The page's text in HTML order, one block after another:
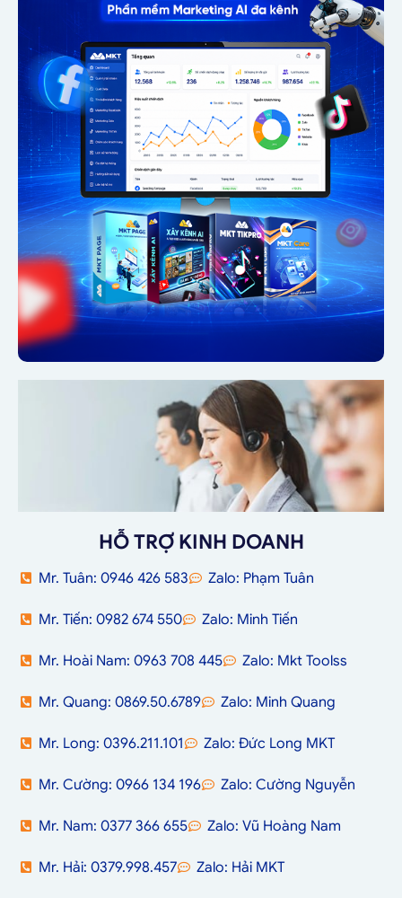
HỖ TRỢ KINH DOANH
Mr. Tuân: 0946 426 583 Zalo: Phạm Tuân
Mr. Tiến: 0982 674 550 Zalo: Minh Tiến
Mr. Hoài Nam: 0963 708 445 Zalo: Mkt Toolss
Mr. Quang: 0869.50.6789 Zalo: Minh Quang
Mr. Long: 0396.211.101 Zalo: Đức Long MKT
Mr. Cường: 0966 134 196 Zalo: Cường Nguyễn
Mr. Nam: 0377 366 655 Zalo: Vũ Hoàng Nam
Mr. Hải: 0379.998.457 Zalo: Hải MKT